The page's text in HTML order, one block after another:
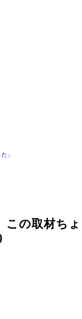
」
この取材ち